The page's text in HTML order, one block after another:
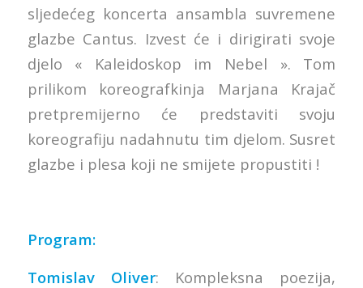
sljedećeg koncerta ansambla suvremene
glazbe Cantus. Izvest će i dirigirati svoje
djelo « Kaleidoskop im Nebel ». Tom
prilikom koreografkinja Marjana Krajač
pretpremijerno će predstaviti svoju
koreografiju nadahnutu tim djelom. Susret
glazbe i plesa koji ne smijete propustiti !
Program:
Tomislav Oliver: Kompleksna poezija,